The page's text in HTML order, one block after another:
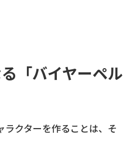
「バイヤーペル
クターを作ることは、そ